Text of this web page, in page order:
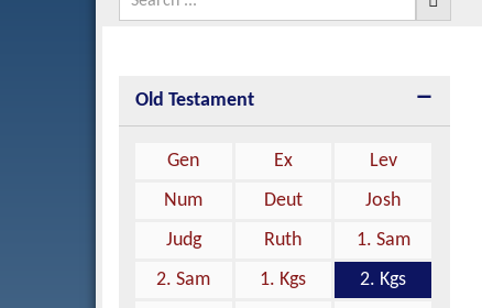
Old Testament
Gen Ex
Lev
Num
Deut
Josh
Judg
Ruth
1. Sam
2. Sam
1. Kgs
2. Kgs